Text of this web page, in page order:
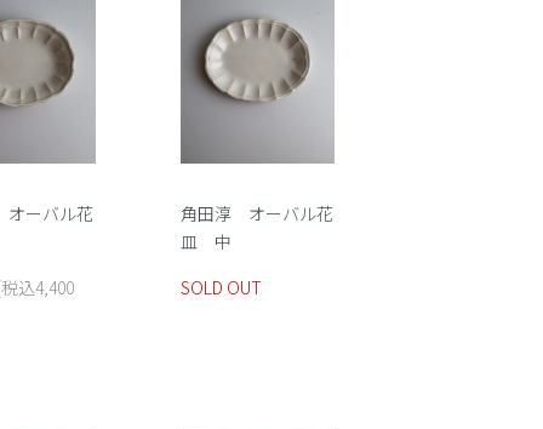
ーバル花
込4,400
角田淳 オーバル花
皿 中
SOLD OUT